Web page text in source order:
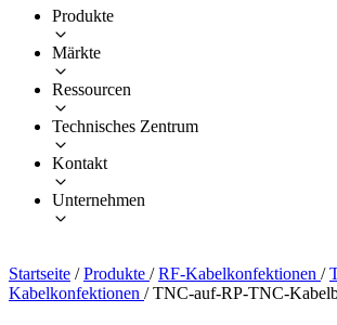
Produkte
Märkte
Ressourcen
Technisches Zentrum
Kontakt
Unternehmen
Startseite / Produkte / RF-Kabelkonfektionen /
Kabelkonfektionen / TNC-auf-RP-TNC-